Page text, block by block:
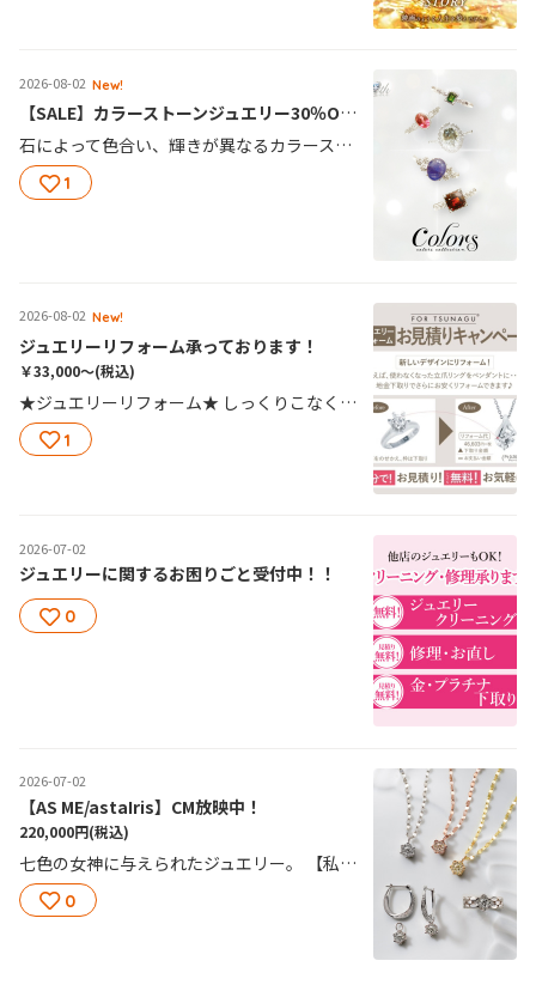
2026-08-02 New!
【SALE】カラーストーンジュエリー30％OFF！！
石によって色合い、輝きが異なるカラーストーン 奥深いカラーストーンの世界を一度のぞいてみませんか？ ミルフローラでは沢山のカラーストーンジュエリーを取り揃えております！！ 是非この機会にお立ち寄りくださいませ！
1
2026-08-02 New!
ジュエリーリフォーム承っております！
￥33,000～(税込)
★ジュエリーリフォーム★ しっくりこなくなったデザインをリフォームしてもう一度楽しんだり、お子さまやお孫さまに似合うデザインにリフォームして受け継いだり…宝石は世代を超えて家族をつなぐことができるもの。あなたから“家族の宝石”の歴史をはじめてみませんか？
1
2026-07-02
ジュエリーに関するお困りごと受付中！！
0
2026-07-02
【AS ME/astaIris】CM放映中！
220,000円(税込)
七色の女神に与えられたジュエリー。 【私らしく羽ばたいていく】の願いを込めてお作りした当社のロングセラージュエリーです。 ダイヤモンドの輝きだけでなく、チェーンも光を反射してキラキラ煌めく、70㎝の長さ調節自由なロングネックレスとなっております。 その他にも、astaIrisシリーズで、リング、ピアス、ジャケットパーツをご用意しています。 是非店頭で使い心地を試されてください。 ご来店を心よりお待ちしております♪
0